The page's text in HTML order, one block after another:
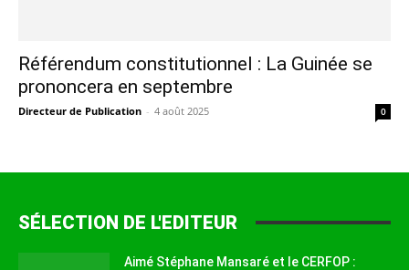
Référendum constitutionnel : La Guinée se
prononcera en septembre
Directeur de Publication - 4 août 2025 0
SÉLECTION DE L'EDITEUR
Aimé Stéphane Mansaré et le CERFOP :